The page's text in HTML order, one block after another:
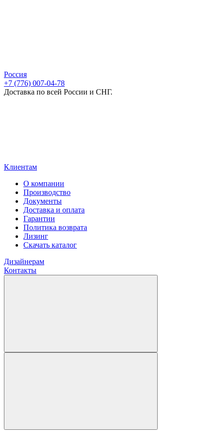
Россия
+7 (776) 007-04-78
Доставка по всей России и СНГ.
Клиентам
О компании
Производство
Документы
Доставка и оплата
Гарантии
Политика возврата
Лизинг
Скачать каталог
Дизайнерам
Контакты